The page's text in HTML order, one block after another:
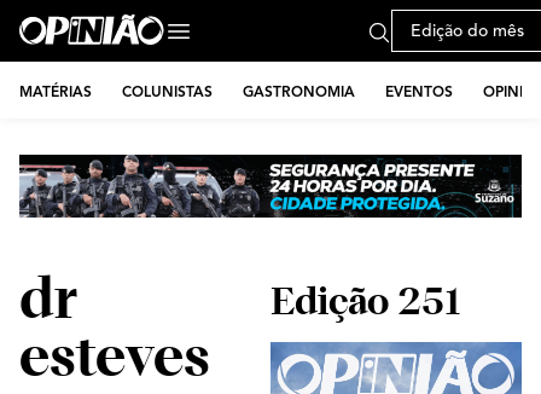
Edição do mês
MATÉRIAS COLUNISTAS GASTRONOMIA EVENTOS
dr
esteves
Edição 251